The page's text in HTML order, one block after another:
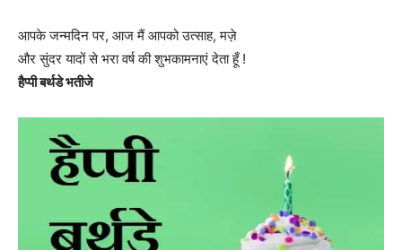
आपके जन्मदिन पर, आज मैं आपको उत्साह, मज़े
और सुंदर यादों से भरा वर्ष की शुभकामनाएं देता हूँ !
हैप्पी बर्थडे भतीजे